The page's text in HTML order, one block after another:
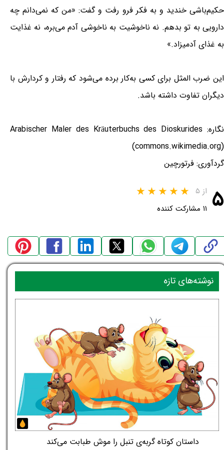
حکیم‌باشی خندید و به فکر فرو رفت و گفت: «من که نمی‌دانم چه
دارویی به تو بدهم. نه ناخوشیت به ناخوشی آدم می‌بره، نه غذایت
به غذای آدمیزاد.»
این ضرب المثل برای کسی به‌کار برده می‌شود که رفتار و کردارش با
دیگران تفاوت داشته باشد.
نگاره: Arabischer Maler des Kräuterbuchs des Dioskurides
(commons.wikimedia.org)
گردآوری: فرتورچین
۵ از ۵
۱۱ مشارکت کننده
داستان کوتاه گربه‌ی تنبل را موش طبابت می‌کند
نوشته‌های تازه